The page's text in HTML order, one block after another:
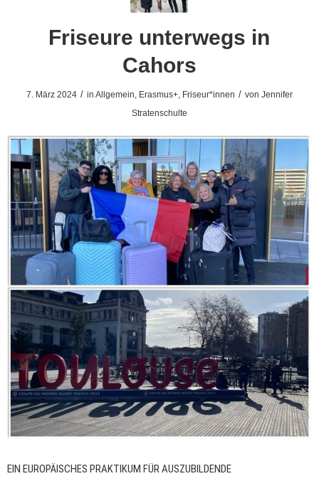
Friseure unterwegs in
Cahors
7. März 2024 / in Allgemein, Erasmus+, Friseur*innen / von Jennifer
Stratenschulte
EIN EUROPÄISCHES PRAKTIKUM FÜR AUSZUBILDENDE